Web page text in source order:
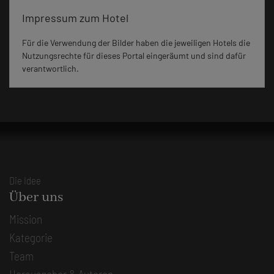
Impressum zum Hotel
Für die Verwendung der Bilder haben die jeweiligen Hotels die
Nutzungsrechte für dieses Portal eingeräumt und sind dafür
verantwortlich.
Die Idee
Über uns
Mission
Kategorie
Team